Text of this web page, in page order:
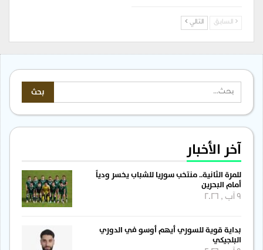
السابق التالي
آخر الأخبار
للمرة الثانية.. منتخب سوريا للشباب يخسر ودياً
أمام البحرين
بداية قوية للسوري أيهم أوسو في الدوري
البلجيكي